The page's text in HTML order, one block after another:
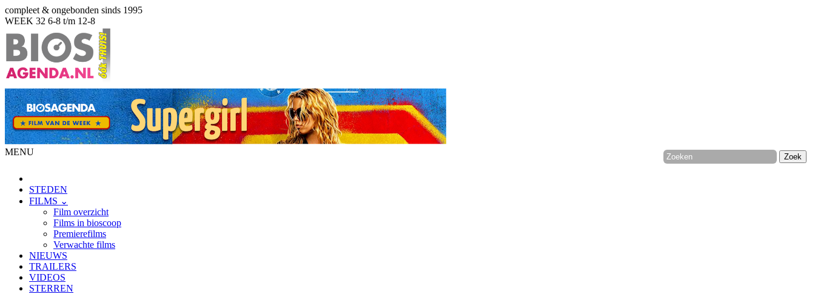
compleet & ongebonden sinds 1995
WEEK 32 6-8 t/m 12-8
MENU
STEDEN
FILMS ⌄
Film overzicht
Films in bioscoop
Premierefilms
Verwachte films
NIEUWS
TRAILERS
VIDEOS
STERREN